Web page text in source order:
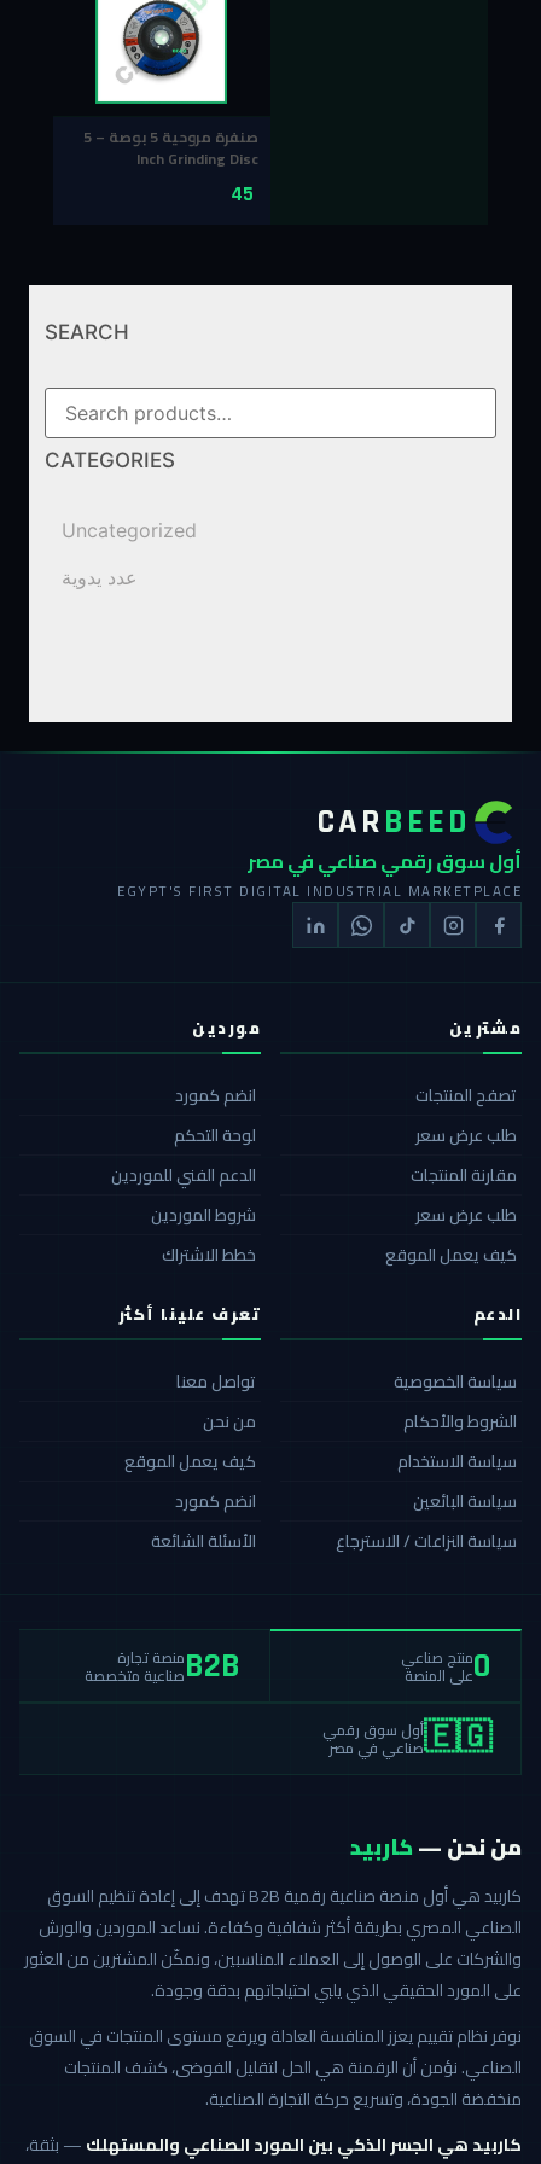
صنفرة مروحية 5 بوصة – 5
Inch Grinding Disc
45
SEARCH
CATEGORIES
Uncategorized
عدد يدوية
CARBEED
أول سوق رقمي صناعي في مصر
EGYPT'S FIRST DIGITAL INDUSTRIAL MARKETPLACE
مشترين
تصفح المنتجات
طلب عرض سعر
مقارنة المنتجات
طلب عرض سعر
كيف يعمل الموقع
موردين
انضم كمورد
لوحة التحكم
الدعم الفني للموردين
شروط الموردين
خطط الاشتراك
الدعم
سياسة الخصوصية
الشروط والأحكام
سياسة الاستخدام
سياسة البائعين
سياسة النزاعات / الاسترجاع
تعرف علينا أكثر
تواصل معنا
من نحن
كيف يعمل الموقع
انضم كمورد
الأسئلة الشائعة
0منتج صناعي
على المنصة B2Bمنصة تجارة
صناعية متخصصة
🇪🇬أول سوق رقمي
صناعي في مصر
من نحن —كاربيد
كاربيد هي أول منصة صناعية رقمية B2B تهدف إلى إعادة تنظيم السوق
الصناعي المصري بطريقة أكثر شفافية وكفاءة. نساعد الموردين والورش
والشركات على الوصول إلى العملاء المناسبين، ونمكّن المشترين من العثور
على المورد الحقيقي الذي يلبي احتياجاتهم بدقة وجودة.
نوفر نظام تقييم يعزز المنافسة العادلة ويرفع مستوى المنتجات في السوق
الصناعي. نؤمن أن الرقمنة هي الحل لتقليل الفوضى، كشف المنتجات
منخفضة الجودة، وتسريع حركة التجارة الصناعية.
كاربيد هي الجسر الذكي بين المورد الصناعي والمستهلك— بثقة،